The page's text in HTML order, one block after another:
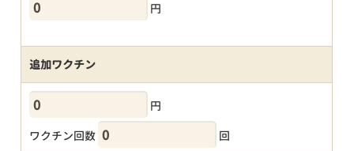
円
追加ワクチン
円
ワクチン回数
回